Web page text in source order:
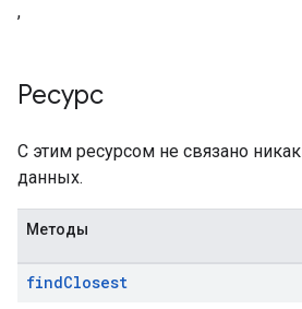
,
Ресурс
С этим ресурсом не связано
данных.
Методы
findClosest